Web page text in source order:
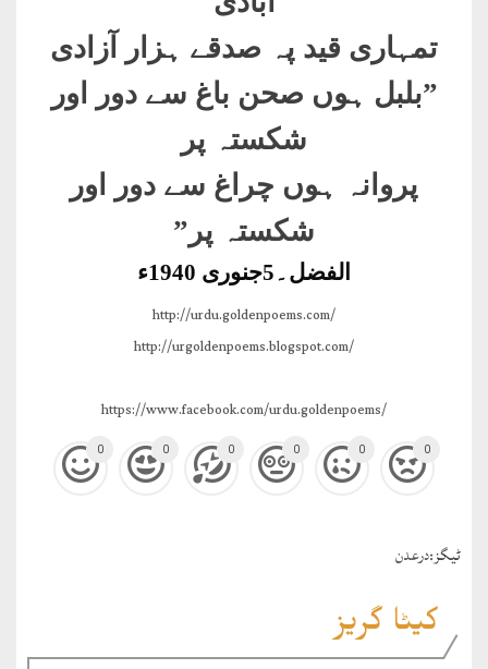
تمہاری قید پہ صدقے ہزار آزادی
”بلبل ہوں صحن باغ سے دور اور
شکستہ پر
پروانہ ہوں چراغ سے دور اور
شکستہ پر”
الفضل۔5جنوری 1940ء
http://urdu.goldenpoems.com/
http://urgoldenpoems.blogspot.com/
https://www.facebook.com/urdu.goldenpoems/
0 0 0 0 0 0
ٹيگز:درعدن
کیٹا گریز